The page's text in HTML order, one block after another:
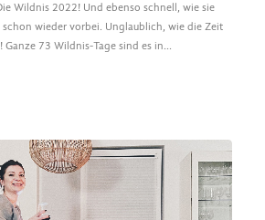
Wildnis 2022! Und ebenso schnell, wie sie
schon wieder vorbei. Unglaublich, wie die Zeit
Ganze 73 Wildnis-Tage sind es in…